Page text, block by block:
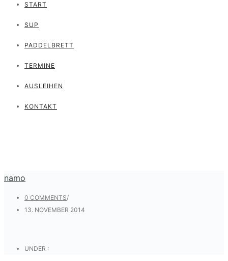
START
SUP
PADDELBRETT
TERMINE
AUSLEIHEN
KONTAKT
namo
0 COMMENTS/
13. NOVEMBER 2014
UNDER :